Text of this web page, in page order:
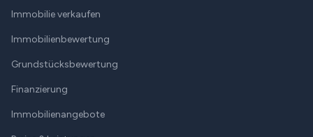
Immobilie verkaufen
Immobilienbewertung
Grundstücksbewertung
Finanzierung
Immobilienangebote